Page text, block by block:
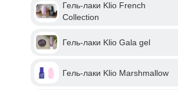
Гель-лаки Klio French
Collection
Гель-лаки Klio Gala gel
Гель-лаки Klio Marshmallow